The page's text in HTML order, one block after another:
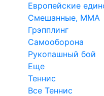
Европейские
Смешанные, ММА
Грэпплинг
Самооборона
Рукопашный бой
Еще
Теннис
Все Теннис